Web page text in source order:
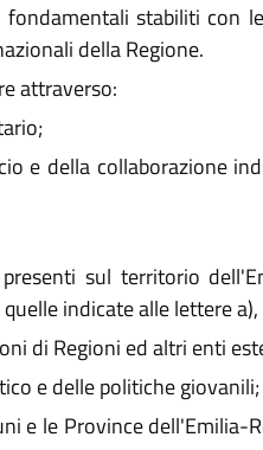
stabiliti con
della Regione.
attraverso:
e della collaborazione
sul territorio
indicate alle lettere a),
di Regioni ed altri enti
e delle politiche giovanili;
e le Province dell'Emilia-